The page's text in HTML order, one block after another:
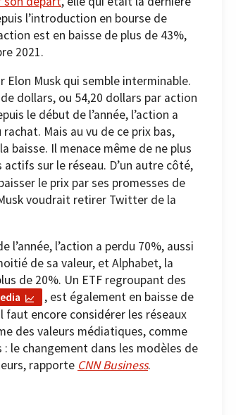
l’introduction en bourse de
est en baisse de plus de 43%,
2021.
Elon Musk qui semble interminable.
dollars, ou 54,20 dollars par action
le début de l’année, l’action a
Mais au vu de ce prix bas,
baisse. Il menace même de ne plus
sur le réseau. D’un autre côté,
le prix par ses promesses de
voudrait retirer Twitter de la
l’année, l’action a perdu 70%, aussi
de sa valeur, et Alphabet, la
de 20%. Un ETF regroupant des
, est également en baisse de
faut encore considérer les réseaux
des valeurs médiatiques, comme
le changement dans les modèles de
rapporte CNN Business.